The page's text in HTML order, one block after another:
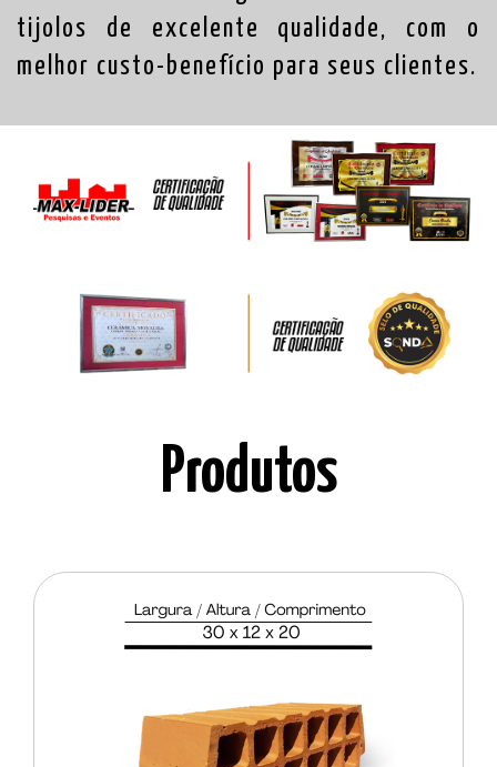
tijolos de excelente qualidade, com o
melhor custo-benefício para seus clientes.
Produtos